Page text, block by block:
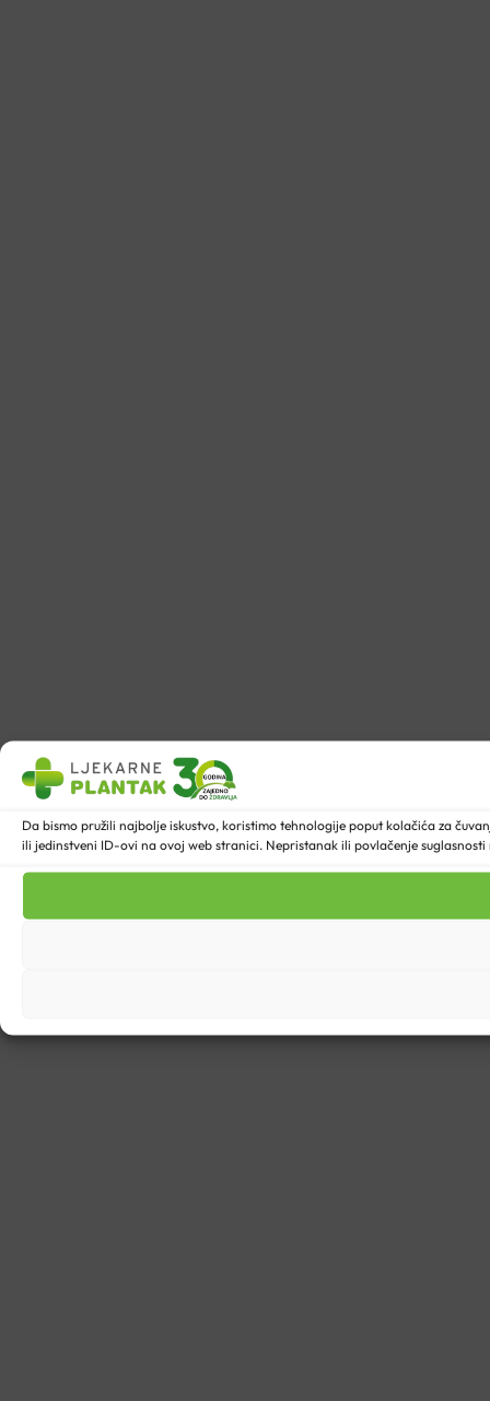
Da bismo pružili najbolje iskustvo, koristimo tehnologije poput kolačića za
ili jedinstveni ID-ovi na ovoj web stranici. Nepristanak ili povlačenje